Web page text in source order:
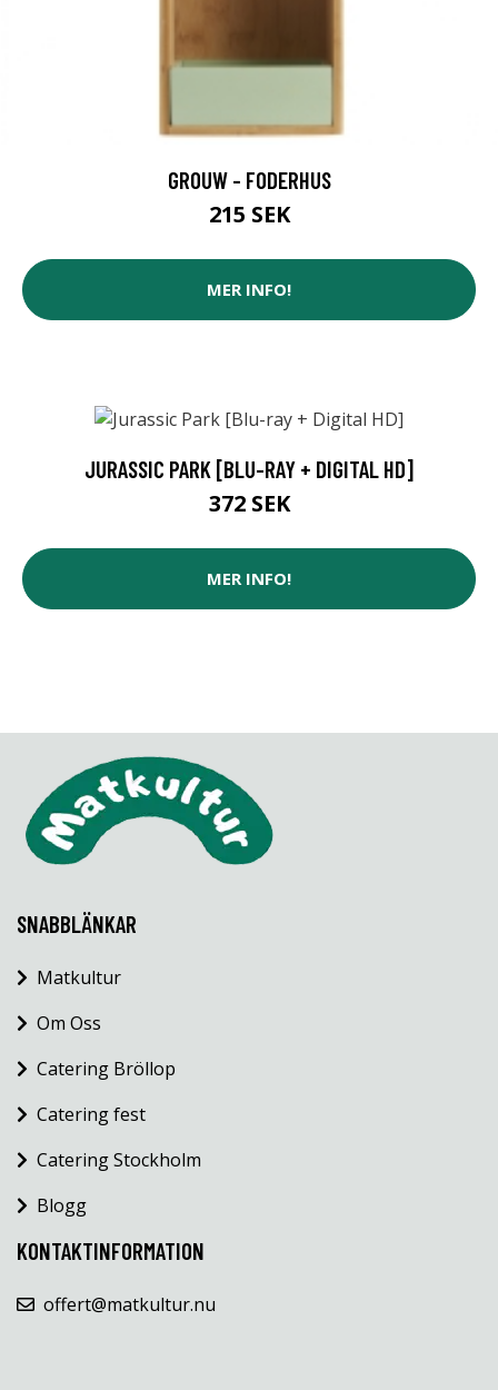
GROUW - FODERHUS
215 SEK
MER INFO!
JURASSIC PARK [BLU-RAY + DIGITAL HD]
372 SEK
MER INFO!
SNABBLÄNKAR
Matkultur
Om Oss
Catering Bröllop
Catering fest
Catering Stockholm
Blogg
KONTAKTINFORMATION
offert@matkultur.nu